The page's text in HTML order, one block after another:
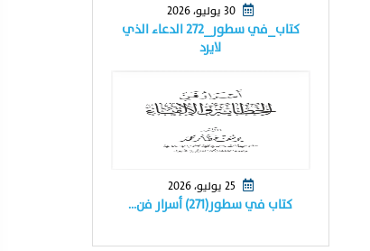
كتاب_في سطور_٢٧٢ الدعاء الذي
لايرد
كتاب في سطور(٢٧١) أسرار فن…